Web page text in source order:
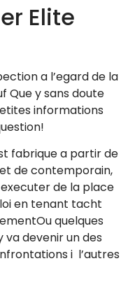
Elite
a l’egard de la
Que y sans doute
informations
fabrique a partir de
de contemporain,
de la place
en tenant tacht
quelques
devenir un des
i l’autres